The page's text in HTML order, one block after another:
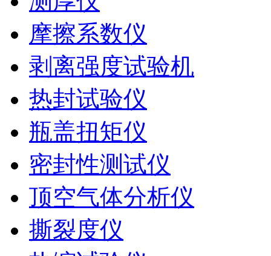
摩擦系数仪
剥离强度试验机
热封试验仪
瓶盖扭矩仪
密封性测试仪
顶空气体分析仪
撕裂度仪